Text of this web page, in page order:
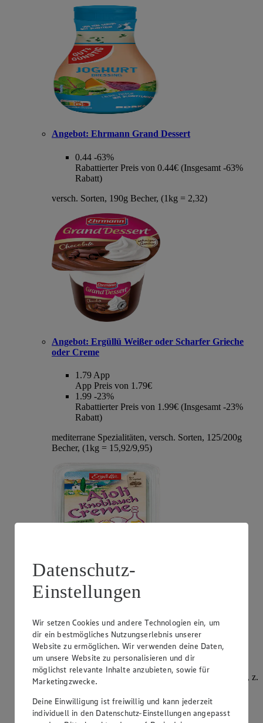
Angebot: Ehrmann Grand Dessert
0.44 -63%
Rabattierter Preis von 0.44€ (Insgesamt -63%
Rabatt)
versch. Sorten, 190g Becher, (1kg = 2,32)
Angebot: Ergüllü Weißer oder Scharfer Grieche
oder Creme
1.79 App
App Preis von 1.79€
1.99 -23%
Rabattierter Preis von 1.99€ (Insgesamt -23%
Rabatt)
mediterrane Spezialitäten, versch. Sorten, 125/200g
Becher, (1kg = 15,92/9,95)
Angebot: Philadelphia
App Preis von 0.99€
1.11 -51%
Rabattierter Preis von 1.11€ (Insgesamt -51%
Rabatt)
Frischkäsezubereitung, versch. Sorten und Fettstufen, z.
B.: Original 195g, Becher, (1kg = 5,69)
Datenschutz-
Einstellungen
Wir setzen Cookies und andere Technologien ein, um
dir ein bestmögliches Nutzungserlebnis unserer
Website zu ermöglichen. Wir verwenden deine Daten,
um unsere Website zu personalisieren und dir
möglichst relevante Inhalte anzubieten, sowie für
Marketingzwecke.
Deine Einwilligung ist freiwillig und kann jederzeit
individuell in den Datenschutz-Einstellungen angepasst